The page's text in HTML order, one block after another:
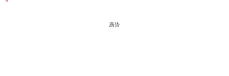
廣告